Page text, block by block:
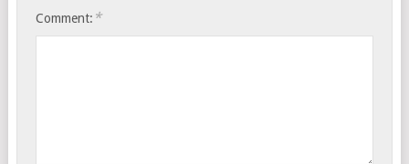
Comment: *